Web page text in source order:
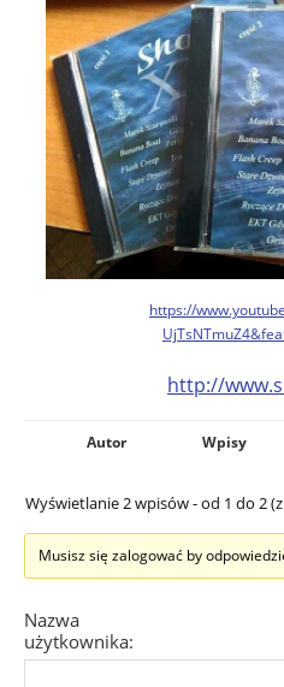
https://
http://
Autor Wpisy
Wyświetlanie 2 wpisów - od 1 do 2
Musisz się zalogować by
Nazwa
użytkownika: